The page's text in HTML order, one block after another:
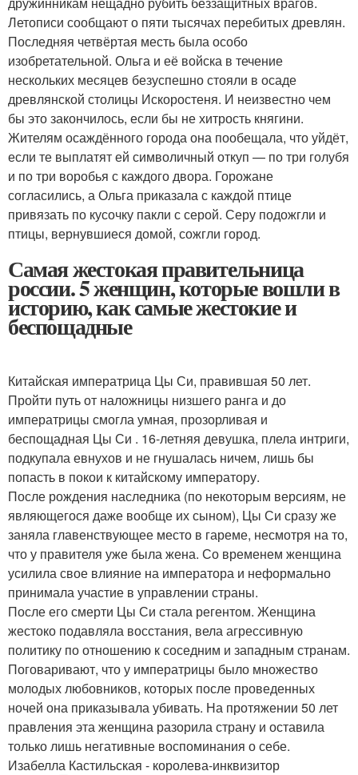
Летописи сообщают о пяти тысячах перебитых древлян.
Последняя четвёртая месть была особо
изобретательной. Ольга и её войска в течение
нескольких месяцев безуспешно стояли в осаде
древлянской столицы Искоростеня. И неизвестно чем
бы это закончилось, если бы не хитрость княгини.
Жителям осаждённого города она пообещала, что уйдёт,
если те выплатят ей символичный откуп — по три голубя
и по три воробья с каждого двора. Горожане
согласились, а Ольга приказала с каждой птице
привязать по кусочку пакли с серой. Серу подожгли и
птицы, вернувшиеся домой, сожгли город.
Самая жестокая правительница
россии. 5 женщин, которые вошли в
историю, как самые жестокие и
беспощадные
Китайская императрица Цы Си, правившая 50 лет.
Пройти путь от наложницы низшего ранга и до
императрицы смогла умная, прозорливая и
беспощадная Цы Си . 16-летняя девушка, плела интриги,
подкупала евнухов и не гнушалась ничем, лишь бы
попасть в покои к китайскому императору.
После рождения наследника (по некоторым версиям, не
являющегося даже вообще их сыном), Цы Си сразу же
заняла главенствующее место в гареме, несмотря на то,
что у правителя уже была жена. Со временем женщина
усилила свое влияние на императора и неформально
принимала участие в управлении страны.
После его смерти Цы Си стала регентом. Женщина
жестоко подавляла восстания, вела агрессивную
политику по отношению к соседним и западным странам.
Поговаривают, что у императрицы было множество
молодых любовников, которых после проведенных
ночей она приказывала убивать. На протяжении 50 лет
правления эта женщина разорила страну и оставила
только лишь негативные воспоминания о себе.
Изабелла Кастильская - королева-инквизитор